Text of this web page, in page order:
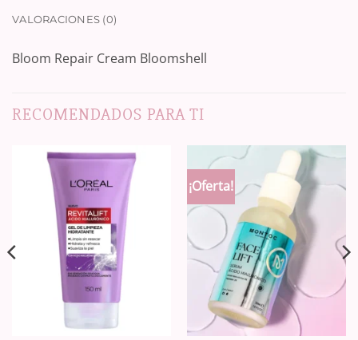
VALORACIONES (0)
Bloom Repair Cream Bloomshell
RECOMENDADOS PARA TI
¡Oferta!